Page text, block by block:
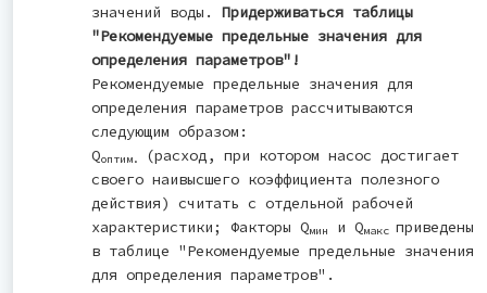
значений воды. Придерживаться таблицы
"Рекомендуемые предельные значения для
определения параметров"!
Рекомендуемые предельные значения для
определения параметров рассчитываются
следующим образом:
Qоптим.
(расход, при котором насос достигает
своего наивысшего коэффициента полезного
действия) считать с отдельной рабочей
характеристики; Факторы Qмин и Qмакс приведены
в таблице "Рекомендуемые предельные значения
для определения параметров".